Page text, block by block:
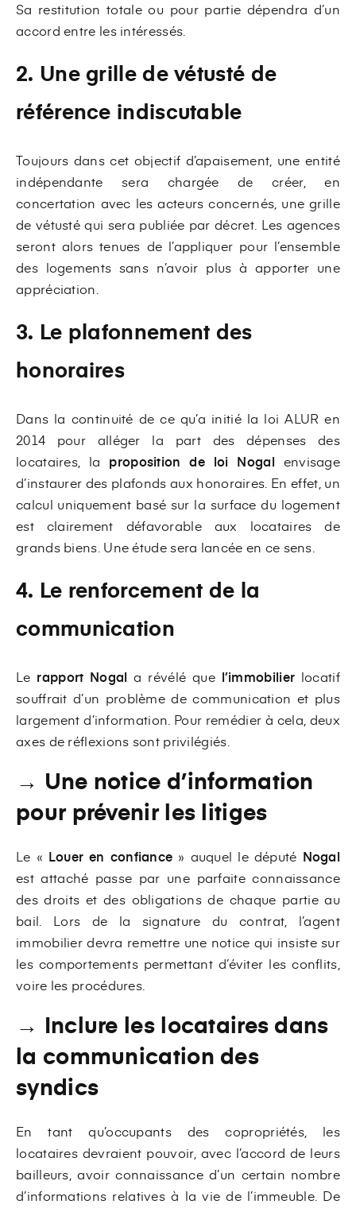
Sa restitution totale ou pour partie dépendra d’un
accord entre les intéressés.
2. Une grille de vétusté de
référence indiscutable
Toujours dans cet objectif d’apaisement, une entité
indépendante sera chargée de créer, en
concertation avec les acteurs concernés, une grille
de vétusté qui sera publiée par décret. Les agences
seront alors tenues de l’appliquer pour l’ensemble
des logements sans n’avoir plus à apporter une
appréciation.
3. Le plafonnement des
honoraires
Dans la continuité de ce qu’a initié la loi ALUR en
2014 pour alléger la part des dépenses des
locataires, la proposition de loi Nogal envisage
d’instaurer des plafonds aux honoraires. En effet, un
calcul uniquement basé sur la surface du logement
est clairement défavorable aux locataires de
grands biens. Une étude sera lancée en ce sens.
4. Le renforcement de la
communication
Le rapport Nogal a révélé que l’immobilier locatif
souffrait d’un problème de communication et plus
largement d’information. Pour remédier à cela, deux
axes de réflexions sont privilégiés.
→ Une notice d’information
pour prévenir les litiges
Le « Louer en confiance » auquel le député Nogal
est attaché passe par une parfaite connaissance
des droits et des obligations de chaque partie au
bail. Lors de la signature du contrat, l’agent
immobilier devra remettre une notice qui insiste sur
les comportements permettant d’éviter les conflits,
voire les procédures.
→ Inclure les locataires dans
la communication des
syndics
En tant qu’occupants des copropriétés, les
locataires devraient pouvoir, avec l’accord de leurs
bailleurs, avoir connaissance d’un certain nombre
d’informations relatives à la vie de l’immeuble. De